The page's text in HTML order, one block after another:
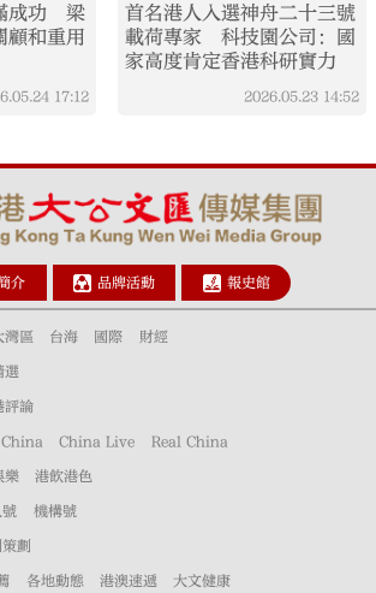
成功 梁
顧和重用
17:12
首名港人入選神舟二十三號
載荷專家 科技園公司：國
家高度肯定香港科研實力
2026.05.23 14:52
介 品牌活動 報史館
灣區 台海 國際 財經
選
評論
China Live Real China
樂 港飲港色
機構號
劃
各地動態 港澳速遞 大文健康